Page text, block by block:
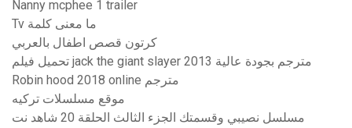
Nanny mcphee 1 trailer
Tv ما معنى كلمة
كرتون قصص اطفال بالعربي
تحميل فيلم jack the giant slayer 2013 مترجم بجودة عالية
Robin hood 2018 online مترجم
موقع مسلسلات تركيه
مسلسل نصيبي وقسمتك الجزء الثالث الحلقة 20 شاهد نت